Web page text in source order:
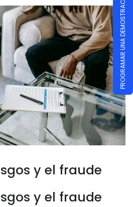
y el fraude
y el fraude
PROGRAMAR UNA DEMOSTRACIÓN